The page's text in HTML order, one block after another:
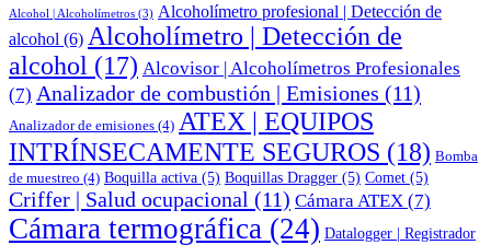
Alcohol | Alcoholímetros (3) Alcoholímetro profesional | Detección de
alcohol (6) Alcoholímetro | Detección de
alcohol (17) Alcovisor | Alcoholímetros Profesionales
(7) Analizador de combustión | Emisiones (11)
Analizador de emisiones (4) ATEX | EQUIPOS
INTRÍNSECAMENTE SEGUROS (18) Bomba
de muestreo (4) Boquilla activa (5) Boquillas Dragger (5) Comet (5)
Criffer | Salud ocupacional (11) Cámara ATEX (7)
Cámara termográfica (24) Datalogger | Registrador